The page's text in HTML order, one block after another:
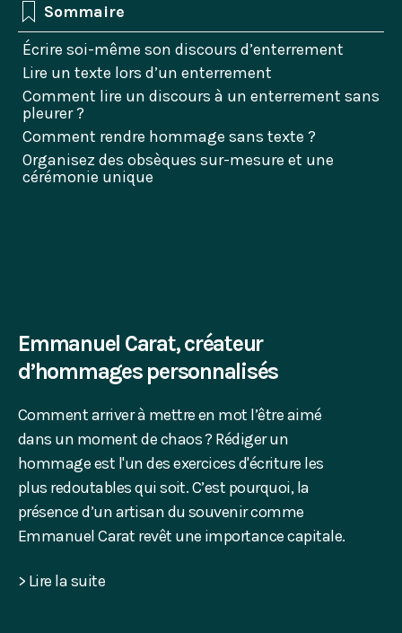
Sommaire
Écrire soi-même son discours d’enterrement
Lire un texte lors d’un enterrement
Comment lire un discours à un enterrement sans
pleurer ?
Comment rendre hommage sans texte ?
Organisez des obsèques sur-mesure et une
cérémonie unique
Emmanuel Carat, créateur
d’hommages personnalisés
Comment arriver à mettre en mot l’être aimé
dans un moment de chaos ? Rédiger un
hommage est l'un des exercices d'écriture les
plus redoutables qui soit. C’est pourquoi, la
présence d’un artisan du souvenir comme
Emmanuel Carat revêt une importance capitale.
> Lire la suite